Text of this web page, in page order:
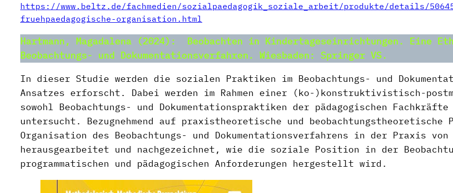
https://www.beltz.de/fachmedien/sozialpaedagogik_soziale_arbeit/produkte/details/
fruehpaedagogische-organisation.html
Hartmann, Magadalena (2024): Beobachten in Kindertageseinrichtungen. Eine
Beobachtungs- und Dokumentationsverfahren. Wiesbaden: Springer VS.
In dieser Studie werden die sozialen Praktiken im Beobachtungs- und
Ansatzes erforscht. Dabei werden im Rahmen einer (ko-)konstruktivistisch-
sowohl Beobachtungs- und Dokumentationspraktiken der pädagogischen
untersucht. Bezugnehmend auf praxistheoretische und
Organisation des Beobachtungs- und Dokumentationsverfahrens in der Praxis
herausgearbeitet und nachgezeichnet, wie die soziale Position in der
programmatischen und pädagogischen Anforderungen hergestellt wird.